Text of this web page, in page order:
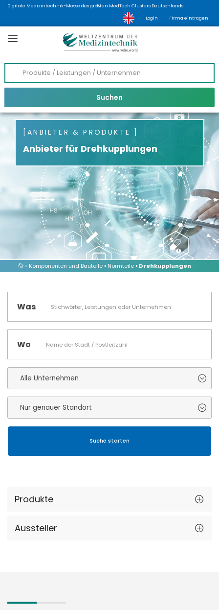
Digitale Medizintechnik-Messe des größten MedTech Clusters Deutschlands
Login Firma eintragen
ANBIETER & PRODUKTE
Anbieter für Drehkupplungen
> Komponenten und Bauteile>Normteile> Drehkupplungen
Was
Wo
Produkte
Aussteller